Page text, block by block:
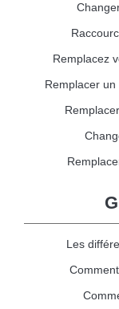
Remplacez
Remplacer
Les